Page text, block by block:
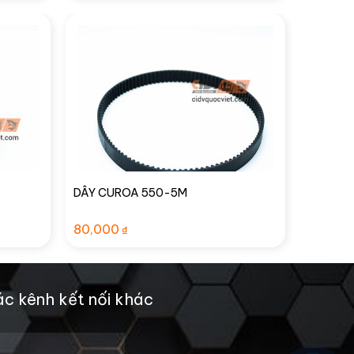
DÂY CUROA 550-5M
80,000 ₫
kênh kết nối khác